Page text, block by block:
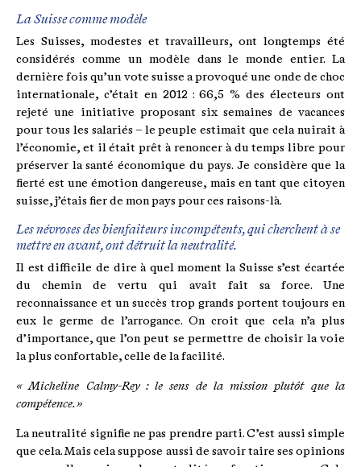
La Suisse comme modèle
Les Suisses, modestes et travailleurs, ont longtemps été
considérés comme un modèle dans le monde entier. La
dernière fois qu’un vote suisse a provoqué une onde de choc
internationale, c’était en 2012 : 66,5 % des électeurs ont
rejeté une initiative proposant six semaines de vacances
pour tous les salariés – le peuple estimait que cela nuirait à
l’économie, et il était prêt à renoncer à du temps libre pour
préserver la santé économique du pays. Je considère que la
fierté est une émotion dangereuse, mais en tant que citoyen
suisse, j’étais fier de mon pays pour ces raisons-là.
Les névroses des bienfaiteurs incompétents, qui cherchent à se
mettre en avant, ont détruit la neutralité.
Il est difficile de dire à quel moment la Suisse s’est écartée
du chemin de vertu qui avait fait sa force. Une
reconnaissance et un succès trop grands portent toujours en
eux le germe de l’arrogance. On croit que cela n’a plus
d’importance, que l’on peut se permettre de choisir la voie
la plus confortable, celle de la facilité.
« Micheline Calmy-Rey : le sens de la mission plutôt que la
compétence. »
La neutralité signifie ne pas prendre parti. C’est aussi simple
que cela. Mais cela suppose aussi de savoir taire ses opinions